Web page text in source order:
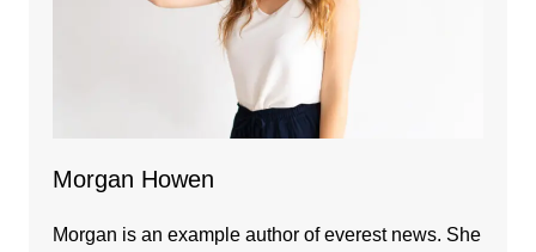
Morgan Howen
Morgan is an example author of everest news. She